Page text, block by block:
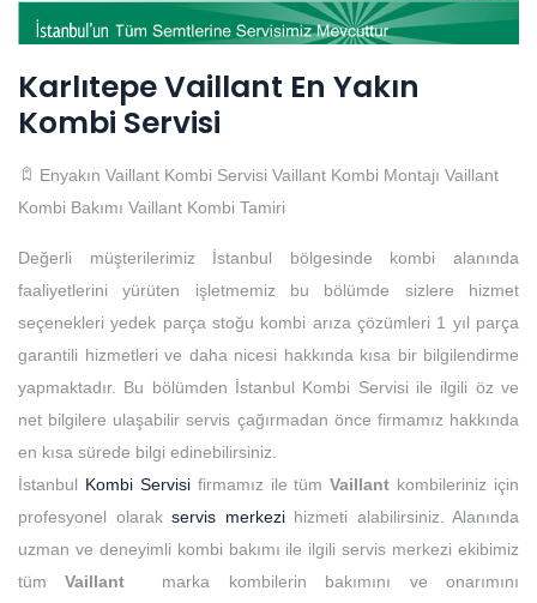
Karlıtepe Vaillant En Yakın
Kombi Servisi
Enyakın Vaillant Kombi Servisi Vaillant Kombi Montajı Vaillant
Kombi Bakımı Vaillant Kombi Tamiri
Değerli müşterilerimiz İstanbul bölgesinde kombi alanında
faaliyetlerini yürüten işletmemiz bu bölümde sizlere hizmet
seçenekleri yedek parça stoğu kombi arıza çözümleri 1 yıl parça
garantili hizmetleri ve daha nicesi hakkında kısa bir bilgilendirme
yapmaktadır. Bu bölümden İstanbul Kombi Servisi ile ilgili öz ve
net bilgilere ulaşabilir servis çağırmadan önce firmamız hakkında
en kısa sürede bilgi edinebilirsiniz.
İstanbul Kombi Servisi firmamız ile tümVaillant kombileriniz için
profesyonel olarak servis merkezihizmeti alabilirsiniz. Alanında
uzman ve deneyimli kombi bakımı ile ilgili servis merkezi ekibimiz
tümVaillant marka kombilerin bakımını ve onarımını